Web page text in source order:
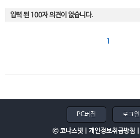
입력 된 100자 의견이 없습니다.
1
PC버전 로그인
ⓒ 코나스넷 | 개인정보취급방침